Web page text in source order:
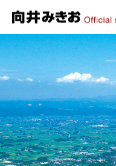
HOME
プロフィール
政策
活動報告